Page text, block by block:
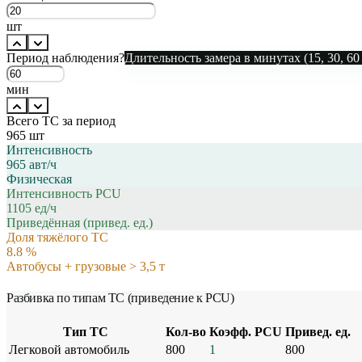
шт
Период наблюдения?Длительность замера в минутах (15, 30,
мин
Всего ТС за период
965 шт
Интенсивность
965 авт/ч
Физическая
Интенсивность PCU
1105 ед/ч
Приведённая (привед. ед.)
Доля тяжёлого ТС
8.8 %
Автобусы + грузовые > 3,5 т
Разбивка по типам ТС (приведение к PCU)
Тип ТС Кол-во Коэфф. PCU Привед. ед.
Легковой автомобиль
800 1
800